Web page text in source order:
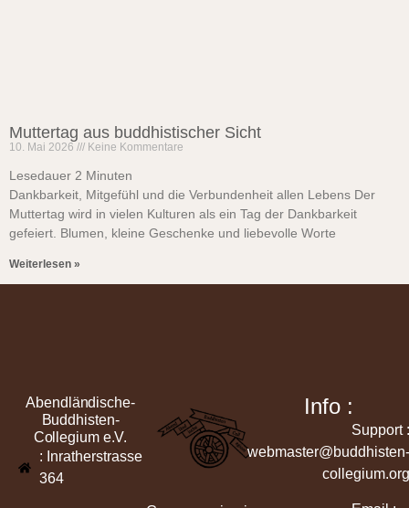
Muttertag aus buddhistischer Sicht
10. Mai 2026 Keine Kommentare
Lesedauer 2 Minuten
Dankbarkeit, Mitgefühl und die Verbundenheit allen Lebens Der
Muttertag wird in vielen Kulturen als ein Tag der Dankbarkeit
gefeiert. Blumen, kleine Geschenke und liebevolle Worte
Weiterlesen »
Abendländische-
Buddhisten-
Collegium e.V.
: Inratherstrasse
364
Info :
Support :
webmaster@buddhisten-
collegium.org